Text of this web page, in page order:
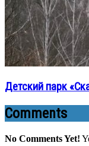
Детский парк
Comments
No Comments Yet!